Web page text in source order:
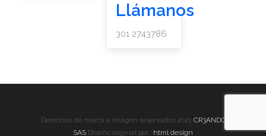
Llámanos
301 2743786
Derechos de marca e imágen reservados 2021 CR3ANDO
SAS Diseño original por : html design